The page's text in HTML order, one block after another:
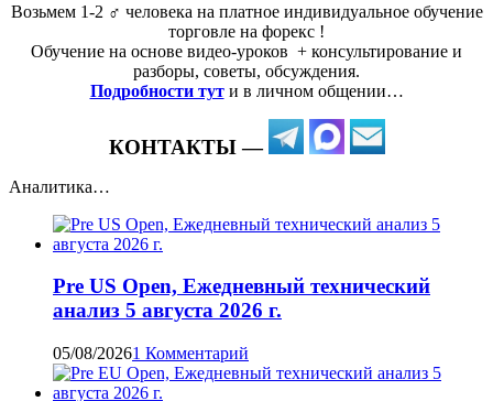
Возьмем 1-2 ‍♂️ человека на платное индивидуальное обучение
торговле на форекс !
Обучение на основе видео-уроков ️ + консультирование и
разборы, советы, обсуждения.
Подробности тут и в личном общении…
КОНТАКТЫ —
Аналитика…
Pre US Open, Ежедневный технический
анализ 5 августа 2026 г.
05/08/20261 Комментарий